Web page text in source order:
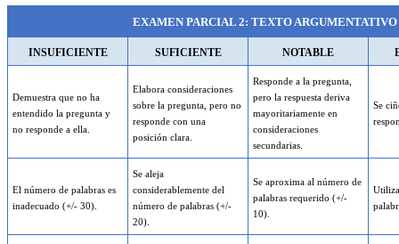
EXAMEN PARCIAL 2: TEXTO ARGUMENTATIVO
INSUFICIENTE SUFICIENTE NOTABLE
Demuestra que no ha
entendido la pregunta y
no responde a ella.
Elabora consideraciones
sobre la pregunta, pero no
responde con una
posición clara.
Responde a la pregunta,
pero la respuesta deriva
mayoritariamente en
consideraciones
secundarias.
Se
El número de palabras es
inadecuado (+/- 30).
Se aleja
considerablemente del
número de palabras (+/-
20).
Se aproxima al número de
palabras requerido (+/-
10).